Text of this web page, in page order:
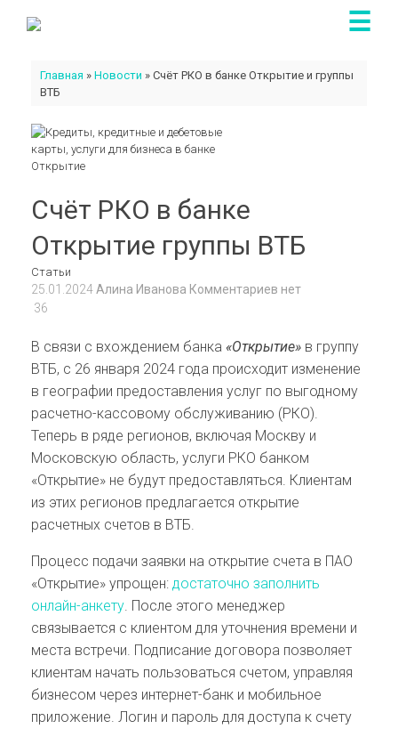
Главная » Новости » Счёт РКО в банке Открытие и группы
ВТБ
Счёт РКО в банке
Открытие группы ВТБ
Статьи
25.01.2024 Алина Иванова Комментариев нет
36
В связи с вхождением банка «Открытие» в группу
ВТБ, с 26 января 2024 года происходит изменение
в географии предоставления услуг по выгодному
расчетно-кассовому обслуживанию (РКО).
Теперь в ряде регионов, включая Москву и
Московскую область, услуги РКО банком
«Открытие» не будут предоставляться. Клиентам
из этих регионов предлагается открытие
расчетных счетов в ВТБ.
Процесс подачи заявки на открытие счета в ПАО
«Открытие» упрощен: достаточно заполнить
онлайн-анкету. После этого менеджер
связывается с клиентом для уточнения времени и
места встречи. Подписание договора позволяет
клиентам начать пользоваться счетом, управляя
бизнесом через интернет-банк и мобильное
приложение. Логин и пароль для доступа к счету